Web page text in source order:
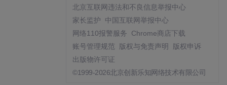
北京互联网违法和不良信息举报中心
家长监护
中国互联网举报中心
网络110报警服务
Chrome商店下载
账号管理规范
版权与免责声明
版权申诉
出版物许可证
©1999-2026北京创新乐知网络技术有限公司